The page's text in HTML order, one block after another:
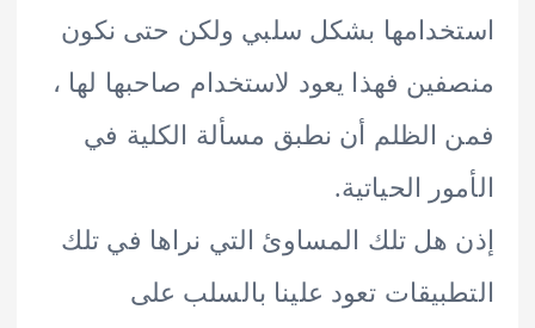
بشكل سلبي ولكن حتى نكون
فهذا يعود لاستخدام صاحبها لها ،
الظلم أن نطبق مسألة الكلية في
الحياتية.
تلك المساوئ التي نراها في تلك
تعود علينا بالسلب على